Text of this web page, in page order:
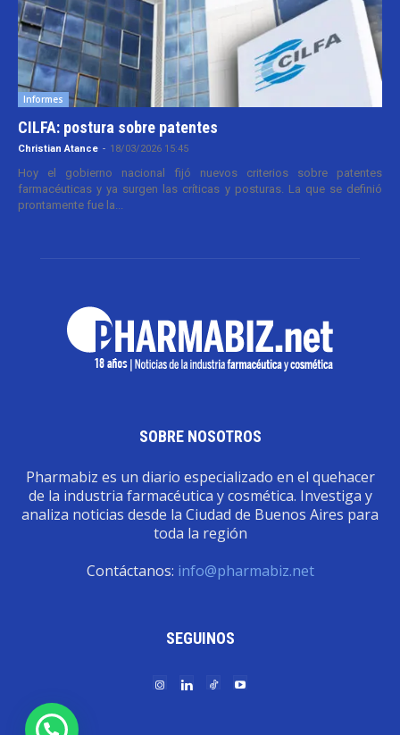
Informes
CILFA: postura sobre patentes
Christian Atance - 18/03/2026 15:45
Hoy el gobierno nacional fijó nuevos criterios sobre patentes
farmacéuticas y ya surgen las críticas y posturas. La que se definió
prontamente fue la...
SOBRE NOSOTROS
Pharmabiz es un diario especializado en el quehacer
de la industria farmacéutica y cosmética. Investiga y
analiza noticias desde la Ciudad de Buenos Aires para
toda la región
Contáctanos: info@pharmabiz.net
SEGUINOS